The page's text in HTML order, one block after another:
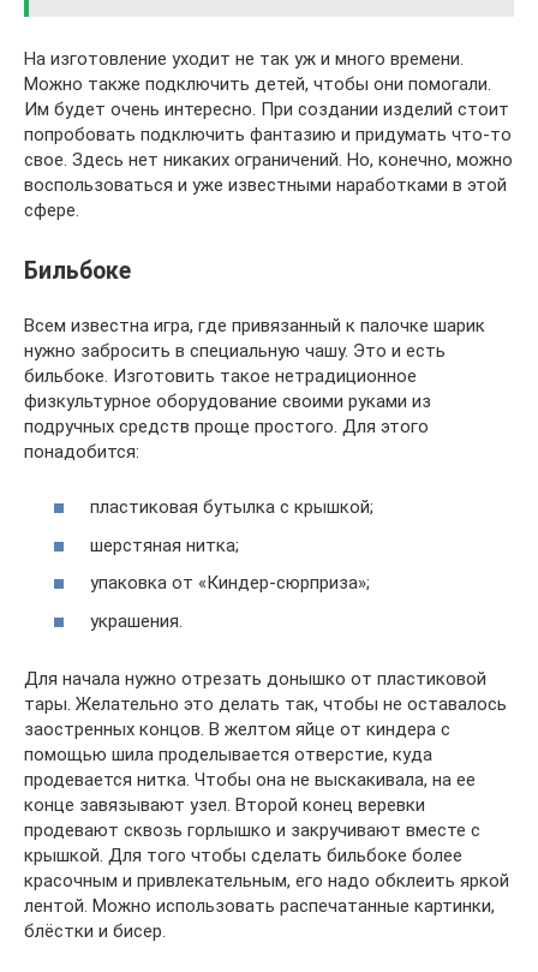
На изготовление уходит не так уж и много времени.
Можно также подключить детей, чтобы они помогали.
Им будет очень интересно. При создании изделий стоит
попробовать подключить фантазию и придумать что-то
свое. Здесь нет никаких ограничений. Но, конечно, можно
воспользоваться и уже известными наработками в этой
сфере.
Бильбоке
Всем известна игра, где привязанный к палочке шарик
нужно забросить в специальную чашу. Это и есть
бильбоке. Изготовить такое нетрадиционное
физкультурное оборудование своими руками из
подручных средств проще простого. Для этого
понадобится:
пластиковая бутылка с крышкой;
шерстяная нитка;
упаковка от «Киндер-сюрприза»;
украшения.
Для начала нужно отрезать донышко от пластиковой
тары. Желательно это делать так, чтобы не оставалось
заостренных концов. В желтом яйце от киндера с
помощью шила проделывается отверстие, куда
продевается нитка. Чтобы она не выскакивала, на ее
конце завязывают узел. Второй конец веревки
продевают сквозь горлышко и закручивают вместе с
крышкой. Для того чтобы сделать бильбоке более
красочным и привлекательным, его надо обклеить яркой
лентой. Можно использовать распечатанные картинки,
блёстки и бисер.